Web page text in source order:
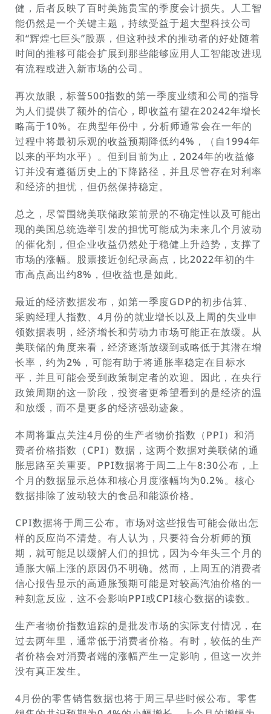
健，后者反映了百时美施贵宝的季度会计损失。人工智
能仍然是一个关键主题，持续受益于超大型科技公司
和“辉煌七巨头”股票，但这种技术的推动者的好处随着
时间的推移可能会扩展到那些能够应用人工智能改进现
有流程或进入新市场的公司。
再次放眼，标普500指数的第一季度业绩和公司的指导
为人们提供了额外的信心，即收益有望在20242年增长
略高于10%。在典型年份中，分析师通常会在一年的
过程中将最初乐观的收益预期降低约4%，（自1994年
以来的平均水平）。但到目前为止，2024年的收益修
订并没有遵循历史上的下降路径，并且尽管存在对利率
和经济的担忧，但仍然保持稳定。
总之，尽管围绕美联储政策前景的不确定性以及可能出
现的美国总统选举引发的担忧可能成为未来几个月波动
的催化剂，但企业收益仍然处于稳健上升趋势，支撑了
市场的涨幅。股票接近创纪录高点，比2022年初的牛
市高点高出约8%，但收益也是如此。
最近的经济数据发布，如第一季度GDP的初步估算、
采购经理人指数、4月份的就业增长以及上周的失业申
领数据表明，经济增长和劳动力市场可能正在放缓。从
美联储的角度来看，经济逐渐放缓到或略低于其潜在增
长率，约为2%，可能有助于将通胀率稳定在目标水
平，并且可能会受到政策制定者的欢迎。因此，在央行
政策周期的这一阶段，投资者更希望看到的是经济的温
和放缓，而不是更多的经济强劲迹象。
本周将重点关注4月份的生产者物价指数（PPI）和消
费者价格指数（CPI）数据，这两个数据对美联储的通
胀思路至关重要。PPI数据将于周二上午8:30公布，上
个月的数据显示总体和核心月度涨幅均为0.2%。核心
数据排除了波动较大的食品和能源价格。
CPI数据将于周三公布。市场对这些报告可能会做出怎
样的反应尚不清楚。有人认为，只要符合分析师的预
期，就可能足以缓解人们的担忧，因为今年头三个月的
通胀大幅上涨的原因仍不明确。然而，上周五的消费者
信心报告显示的高通胀预期可能是对较高汽油价格的一
种刻意反应，这不会影响PPI或CPI核心数据的读数。
生产者物价指数追踪的是批发市场的实际支付情况，在
过去两年里，通常低于消费者价格。有时，较低的生产
者价格会对消费者端的涨幅产生一定影响，但这一次并
没有真正发生。
4月份的零售销售数据也将于周三早些时候公布。零售